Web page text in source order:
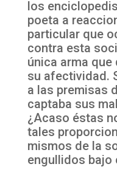
los
poeta a
particular que
contra esta
única arma que
su afectividad.
a las premisas
captaba sus
¿Acaso éstas
tales
mismos de la
engullidos bajo